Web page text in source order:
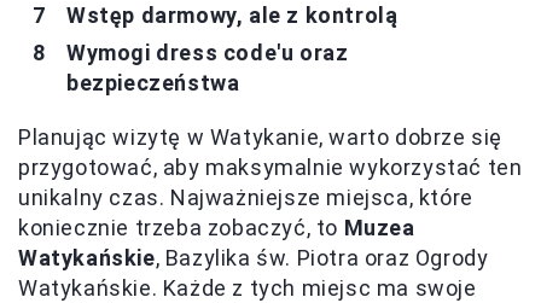
Wstęp darmowy, ale z kontrolą
Wymogi dress code'u oraz
bezpieczeństwa
Planując wizytę w Watykanie, warto dobrze się
przygotować, aby maksymalnie wykorzystać ten
unikalny czas. Najważniejsze miejsca, które
koniecznie trzeba zobaczyć, to Muzea
Watykańskie, Bazylika św. Piotra oraz Ogrody
Watykańskie. Każde z tych miejsc ma swoje